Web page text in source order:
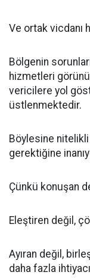
Ve ortak vicdanı
Bölgenin
hizmetleri
vericilere yol
üstlenmektedir.
Böylesine nitelikli
gerektiğine
Çünkü konuşan
Eleştiren değil,
Ayıran değil,
daha fazla